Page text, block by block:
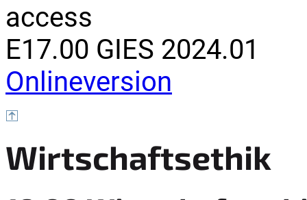
access
E17.00 GIES 2024.01
Onlineversion
Wirtschaftsethik